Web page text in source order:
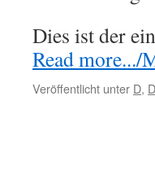
Dies ist der
Read more.../
Veröffentlicht unter D,